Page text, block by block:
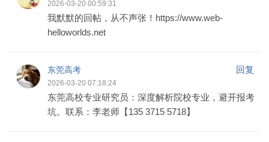
2026-03-20 00:59:31
我默默的回帖，从不声张！https://www.web-
helloworlds.net
东莞高考 回复
2026-03-20 07:18:24
东莞高校专业研究员：深度解析院校专业，避开报考
坑。联系：李老师【135 3715 5718】